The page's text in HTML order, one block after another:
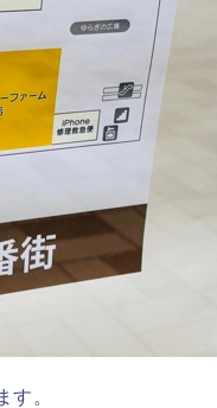
す。